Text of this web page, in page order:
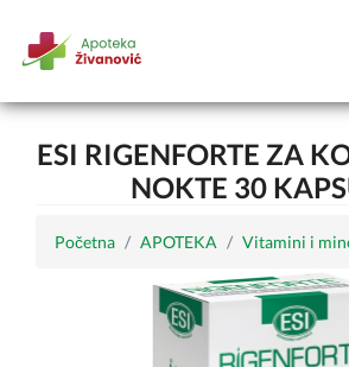
ESI RIGENFORTE ZA
NOKTE 30
Početna APOTEKA Vitamini i